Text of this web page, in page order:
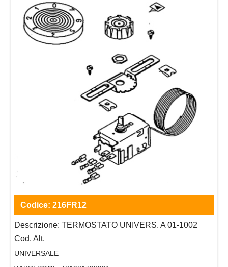
Codice: 216FR12
Descrizione: TERMOSTATO UNIVERS. A 01-1002
Cod. Alt.
UNIVERSALE